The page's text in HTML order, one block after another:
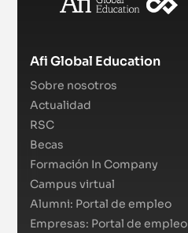
Afi Global Education
Sobre nosotros
Actualidad
RSC
Becas
Formación In Company
Campus virtual
Alumni: Portal de empleo
Empresas: Portal de empleo